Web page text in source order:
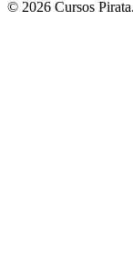
© 2026 Cursos